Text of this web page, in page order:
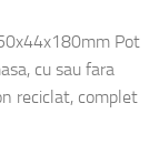
Pot
cu sau fara
reciclat, complet